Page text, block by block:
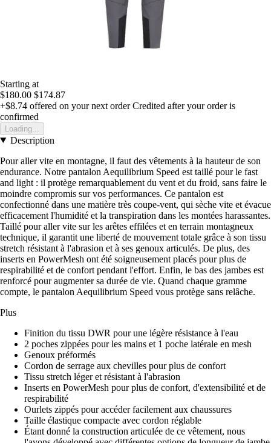
Starting at
$180.00 $174.87
+$8.74 offered on your next order Credited after your order is
confirmed
Loading...
Description
Pour aller vite en montagne, il faut des vêtements à la hauteur de son
endurance. Notre pantalon Aequilibrium Speed est taillé pour le fast
and light : il protège remarquablement du vent et du froid, sans faire le
moindre compromis sur vos performances. Ce pantalon est
confectionné dans une matière très coupe-vent, qui sèche vite et évacue
efficacement l'humidité et la transpiration dans les montées harassantes.
Taillé pour aller vite sur les arêtes effilées et en terrain montagneux
technique, il garantit une liberté de mouvement totale grâce à son tissu
stretch résistant à l'abrasion et à ses genoux articulés. De plus, des
inserts en PowerMesh ont été soigneusement placés pour plus de
respirabilité et de confort pendant l'effort. Enfin, le bas des jambes est
renforcé pour augmenter sa durée de vie. Quand chaque gramme
compte, le pantalon Aequilibrium Speed vous protège sans relâche.
Plus
Finition du tissu DWR pour une légère résistance à l'eau
2 poches zippées pour les mains et 1 poche latérale en mesh
Genoux préformés
Cordon de serrage aux chevilles pour plus de confort
Tissu stretch léger et résistant à l'abrasion
Inserts en PowerMesh pour plus de confort, d'extensibilité et de
respirabilité
Ourlets zippés pour accéder facilement aux chaussures
Taille élastique compacte avec cordon réglable
Étant donné la construction articulée de ce vêtement, nous